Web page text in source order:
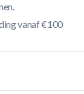
vanaf €100